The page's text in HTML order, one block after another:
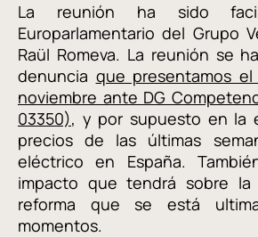
La reunión ha sido
Europarlamentario del Grupo
Raül Romeva. La reunión se
denuncia que presentamos
noviembre ante DG
03350), y por supuesto en la
precios de las últimas
eléctrico en España.
impacto que tendrá sobre la
reforma que se está
momentos.